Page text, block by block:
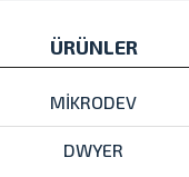
ÜRÜNLER
MİKRODEV
DWYER